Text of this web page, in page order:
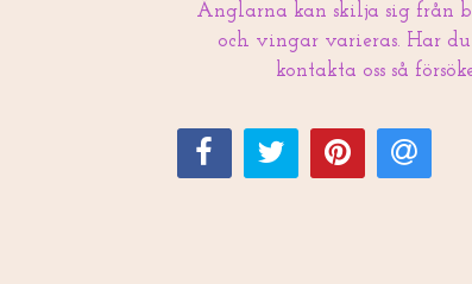
Änglarna kan skilja sig från
och vingar varieras. Har
kontakta oss så